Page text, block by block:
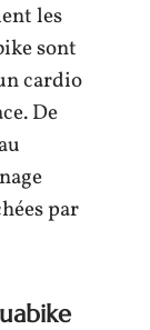
les
sont
cardio
De
par